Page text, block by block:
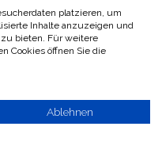
| ​​​AGB´s
GmbH & Co. KG
platzieren, um
Inhalte anzuzeigen und
bieten. Für weitere
Cookies öffnen Sie die
Ablehnen